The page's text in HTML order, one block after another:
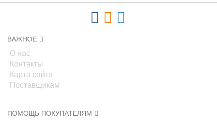
ВАЖНОЕ
О нас
Контакты
Карта сайта
Поставщикам
ПОМОЩЬ ПОКУПАТЕЛЯМ